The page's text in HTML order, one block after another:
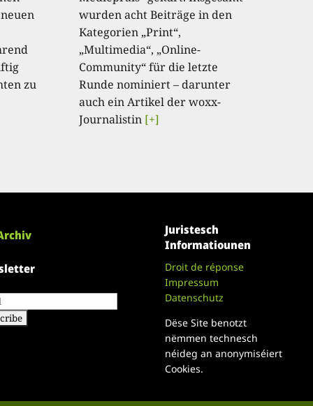
zu
wurden acht Beiträge in den
Kategorien „Print“,
„Multimedia“, „Online-
Community“ für die letzte
Runde nominiert – darunter
auch ein Artikel der woxx-
Journalistin [+]
Juristesch
Informatiounen
Droit de réponse
Impressum
Datenschutz
Dëse Site benotzt
nëmmen technesch
néideg an anonymiséiert
Cookies.